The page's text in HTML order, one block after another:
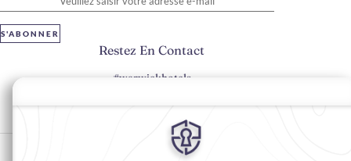
S'ABONNER
Restez En Contact
#warwickhotels
Préférences en matière de cookies